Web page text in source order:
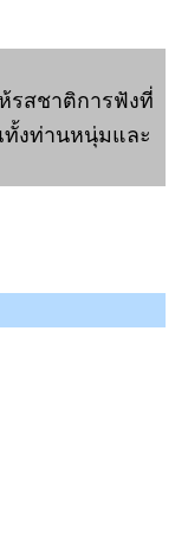
รสชาติการฟังที่
งท่านหนุ่มและ